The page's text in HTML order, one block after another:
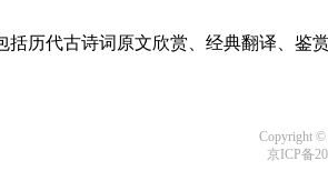
括历代古诗词原文欣赏、经典翻译、鉴
Copyright ©
京ICP备